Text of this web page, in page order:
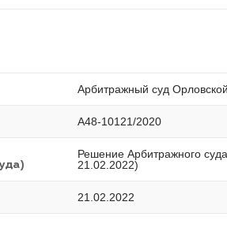
Арбитражный суд
А48-10121/2020
Решение Арбитражного
21.02.2022)
21.02.2022